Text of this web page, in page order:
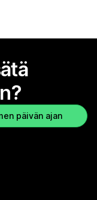
päivän ajan